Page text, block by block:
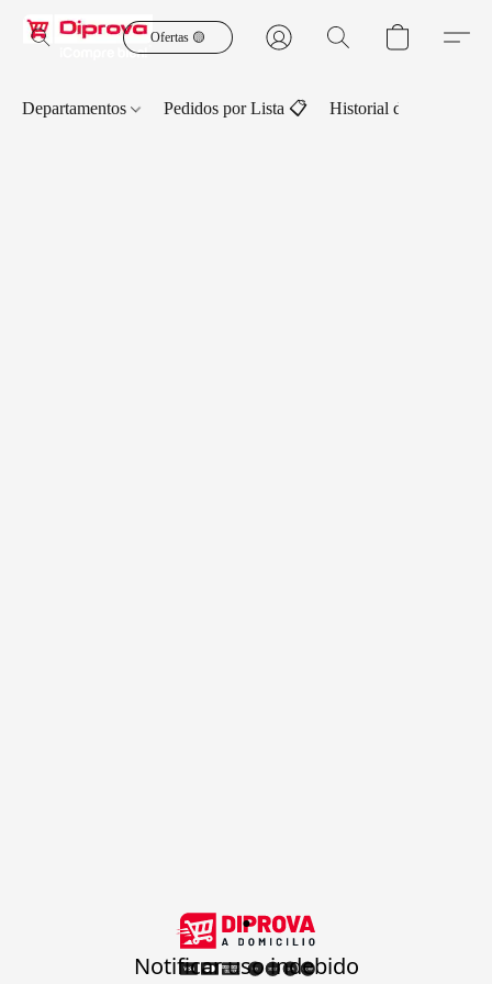
Ofertas 🟡
Departamentos Pedidos por Lista 📋 Historial de Pedidos
.
Notificar uso indebido